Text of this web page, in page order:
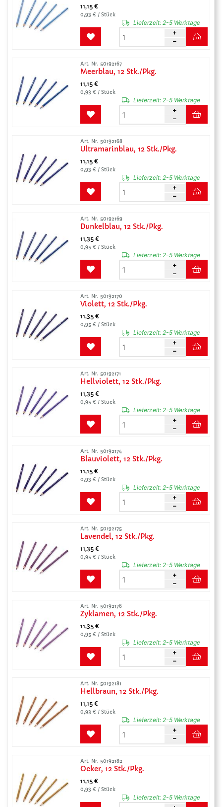
11,15 €
0,93 € / Stück
Lieferzeit:2-5 Werktage
Art. Nr. 50192167
Meerblau, 12 Stk./Pkg.
11,15 €
0,93 € / Stück
Lieferzeit:2-5 Werktage
Art. Nr. 50192168
Ultramarinblau, 12 Stk./Pkg.
11,15 €
0,93 € / Stück
Lieferzeit:2-5 Werktage
Art. Nr. 50192169
Dunkelblau, 12 Stk./Pkg.
11,35 €
0,95 € / Stück
Lieferzeit:2-5 Werktage
Art. Nr. 50192170
Violett, 12 Stk./Pkg.
11,35 €
0,95 € / Stück
Lieferzeit:2-5 Werktage
Art. Nr. 50192171
Hellviolett, 12 Stk./Pkg.
11,35 €
0,95 € / Stück
Lieferzeit:2-5 Werktage
Art. Nr. 50192174
Blauviolett, 12 Stk./Pkg.
11,15 €
0,93 € / Stück
Lieferzeit:2-5 Werktage
Art. Nr. 50192175
Lavendel, 12 Stk./Pkg.
11,35 €
0,95 € / Stück
Lieferzeit:2-5 Werktage
Art. Nr. 50192176
Zyklamen, 12 Stk./Pkg.
11,35 €
0,95 € / Stück
Lieferzeit:2-5 Werktage
Art. Nr. 50192181
Hellbraun, 12 Stk./Pkg.
11,15 €
0,93 € / Stück
Lieferzeit:2-5 Werktage
Art. Nr. 50192182
Ocker, 12 Stk./Pkg.
11,15 €
0,93 € / Stück
Lieferzeit:2-5 Werktage